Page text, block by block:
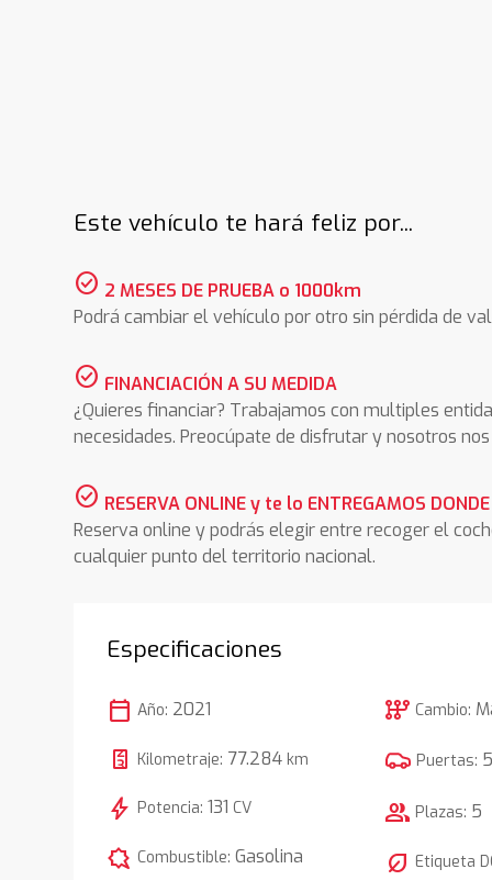
Este vehículo te hará feliz por...
check_circle 2 MESES DE PRUEBA o 1000km
Podrá cambiar el vehículo por otro sin pérdida de
check_circle FINANCIACIÓN A SU MEDIDA
¿Quieres financiar? Trabajamos con multiples
necesidades. Preocúpate de disfrutar y nosotros
check_circle RESERVA ONLINE y te lo ENTREGAMOS
Reserva online y podrás elegir entre recoger el
cualquier punto del territorio nacional.
Especificaciones
calendar_today Año: 2021
Kilometraje: 77.284 km
bolt Potencia:131 CV
comic_bubble Combustible:Gasolina
auto_transmission Cambio:
Puertas: 5
group Plazas: 5
nest_eco_leaf Etiqueta